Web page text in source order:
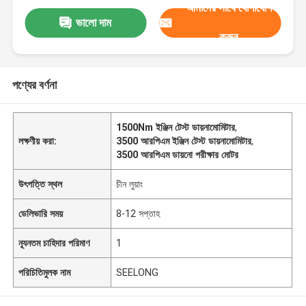
ভালো দাম
আমাদের সাথে যোগাযোগ
করুন
পণ্যের বর্ণনা
লক্ষণীয় করা:
1500Nm ইঞ্জিন টেস্ট ডায়নামোমিটার,
3500 আরপিএম ইঞ্জিন টেস্ট ডায়নামোমিটার,
3500 আরপিএম ডায়নো পরীক্ষার মোটর
উৎপত্তি স্থল চীন লুয়াং
ডেলিভারি সময় 8-12 সপ্তাহ
ন্যূনতম চাহিদার পরিমাণ 1
পরিচিতিমুলক নাম SEELONG